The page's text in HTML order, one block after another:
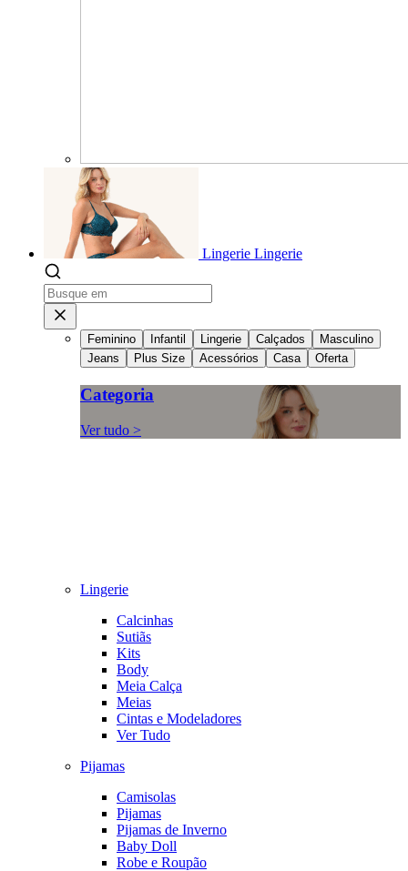
Lingerie Lingerie
Feminino Infantil Lingerie Calçados
Masculino
Jeans
Plus Size Acessórios Casa Oferta
Categoria
Ver tudo >
Lingerie
Calcinhas
Sutiãs
Kits
Body
Meia Calça
Meias
Cintas e Modeladores
Ver Tudo
Pijamas
Camisolas
Pijamas
Pijamas de Inverno
Baby Doll
Robe e Roupão